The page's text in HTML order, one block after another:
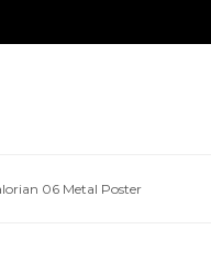
06 Metal Poster